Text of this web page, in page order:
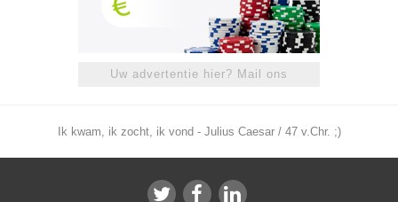
Uw advertentie hier? Mail ons
Ik kwam, ik zocht, ik vond - Julius Caesar / 47 v.Chr. ;)